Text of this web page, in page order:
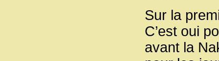
Sur la
C’est oui
avant la